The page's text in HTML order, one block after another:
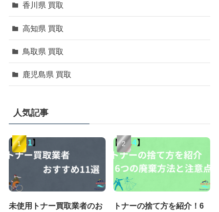
香川県 買取
高知県 買取
鳥取県 買取
鹿児島県 買取
人気記事
未使用トナー買取業者のお
トナーの捨て方を紹介！6